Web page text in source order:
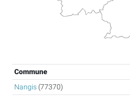
Commune
Nangis (77370)